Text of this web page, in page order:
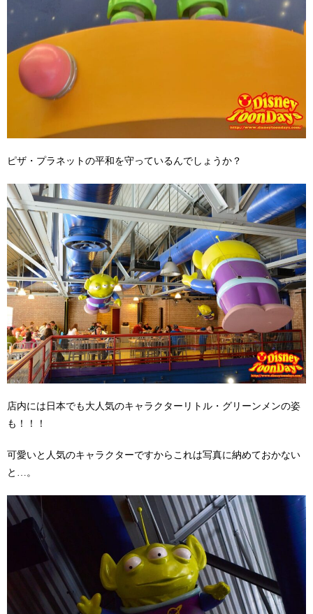
ピザ・プラネットの平和を守っているんでしょうか？
店内には日本でも大人気のキャラクターリトル・グリーンメンの姿
も！！！
可愛いと人気のキャラクターですからこれは写真に納めておかない
と…。